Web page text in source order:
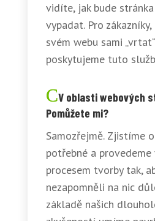
vidíte, jak bude
vypadat. Pro
svém webu sami
poskytujeme tuto
V oblasti webových
Pomůžete mi?
Samozřejmě. Zjistíme
potřebné a provedeme
procesem tvorby tak,
nezapomněli na nic
základě našich